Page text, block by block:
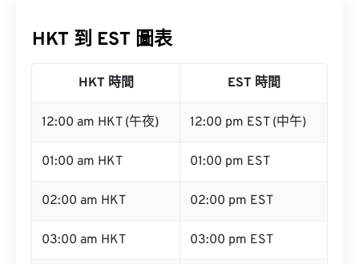
HKT 到 EST 圖表
HKT 時間 EST 時間
12:00 am HKT (午夜) 12:00 pm EST (中午)
01:00 am HKT 01:00 pm EST
02:00 am HKT 02:00 pm EST
03:00 am HKT 03:00 pm EST